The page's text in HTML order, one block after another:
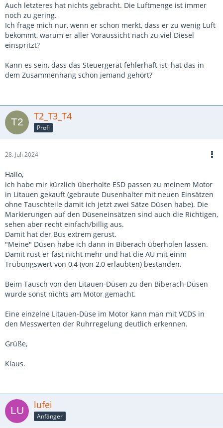
Auch letzteres hat nichts gebracht. Die Luftmenge ist immer
noch zu gering.
Ich frage mich nur, wenn er schon merkt, dass er zu wenig Luft
bekommt, warum er aller Voraussicht nach zu viel Diesel
einspritzt?
Kann es sein, dass das Steuergerät fehlerhaft ist, hat das in
dem Zusammenhang schon jemand gehört?
T2_T3_T4
Profi
28. Juli 2024
Hallo,
ich habe mir kürzlich überholte ESD passen zu meinem Motor
in Litauen gekauft (gebraute Dusenhalter mit neuen Einsätzen
ohne Tauschteile damit ich jetzt zwei Sätze Düsen habe). Die
Markierungen auf den Düseneinsätzen sind auch die Richtigen,
sehen aber recht einfach/billig aus.
Damit hat der Bus extrem gerust.
"Meine" Düsen habe ich dann in Biberach überholen lassen.
Damit rust er fast nicht mehr und hat die AU mit einm
Trübungswert von 0,4 (von 2,0 erlaubten) bestanden.
Beim Tausch von den Litauen-Düsen zu den Biberach-Düsen
wurde sonst nichts am Motor gemacht.
Eine einzelne Litauen-Düse im Motor kann man mit VCDS in
den Messwerten der Ruhrregelung deutlich erkennen.
Grüße,
Klaus.
lufei
Anfänger